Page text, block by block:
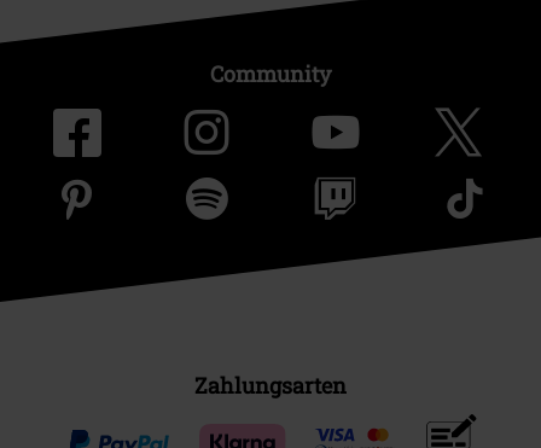
Community
Zahlungsarten